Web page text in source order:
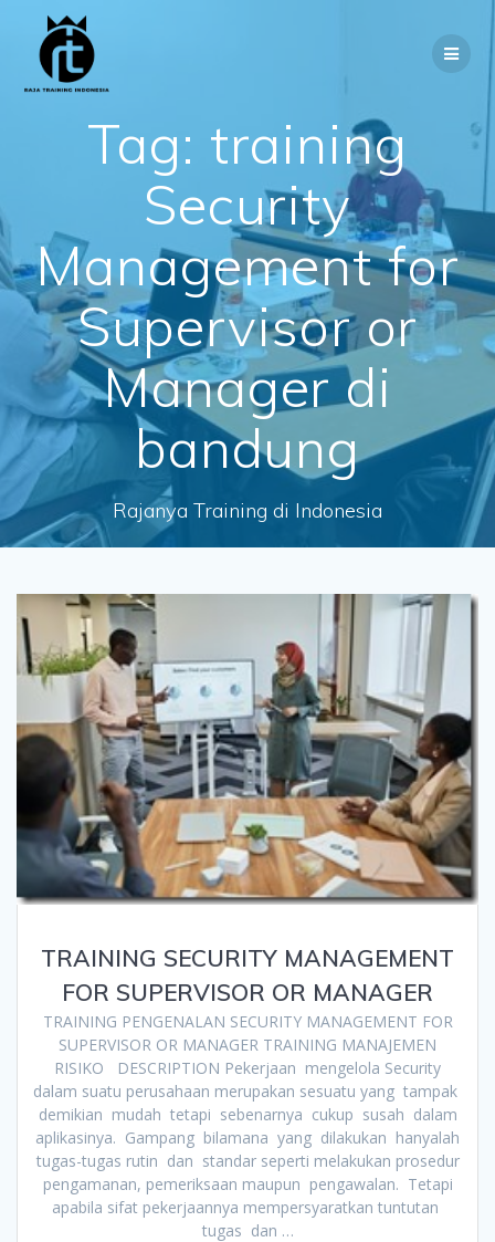
Tag: training
Security
Management for
Supervisor or
Manager di
bandung
Rajanya Training di Indonesia
TRAINING SECURITY MANAGEMENT
FOR SUPERVISOR OR MANAGER
TRAINING PENGENALAN SECURITY MANAGEMENT FOR
SUPERVISOR OR MANAGER TRAINING MANAJEMEN
RISIKO DESCRIPTION Pekerjaan mengelola Security
dalam suatu perusahaan merupakan sesuatu yang tampak
demikian mudah tetapi sebenarnya cukup susah dalam
aplikasinya. Gampang bilamana yang dilakukan hanyalah
tugas-tugas rutin dan standar seperti melakukan prosedur
pengamanan, pemeriksaan maupun pengawalan. Tetapi
apabila sifat pekerjaannya mempersyaratkan tuntutan
tugas dan …